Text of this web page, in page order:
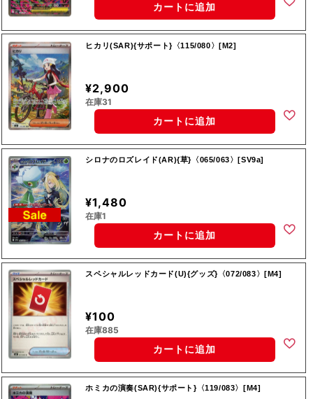
カートに追加
ヒカリ(SAR){サポート}〈115/080〉[M2]
¥2,900
在庫31
カートに追加
シロナのロズレイド(AR){草}〈065/063〉[SV9a]
¥1,480
在庫1
カートに追加
スペシャルレッドカード(U){グッズ}〈072/083〉[M4]
¥100
在庫885
カートに追加
ホミカの演奏(SAR){サポート}〈119/083〉[M4]